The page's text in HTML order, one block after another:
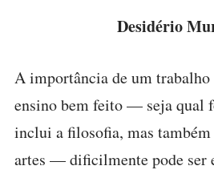
Desidério
A importância de um
ensino bem feito — seja qual
inclui a filosofia, mas também
artes — dificilmente pode ser